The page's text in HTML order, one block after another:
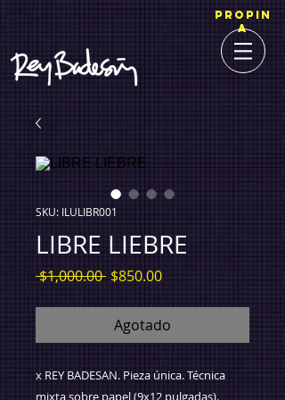
PROPIN
A
SKU: ILULIBR001
LIBRE LIEBRE
$1,000.00 Precio
$850.00Precio
Agotado
x REY BADESAN. Pieza única. Técnica
mixta sobre papel (9x12 pulgadas).